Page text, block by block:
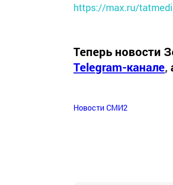
https://max.ru/
Теперь новости
Telegram-канале,
Новости СМИ2